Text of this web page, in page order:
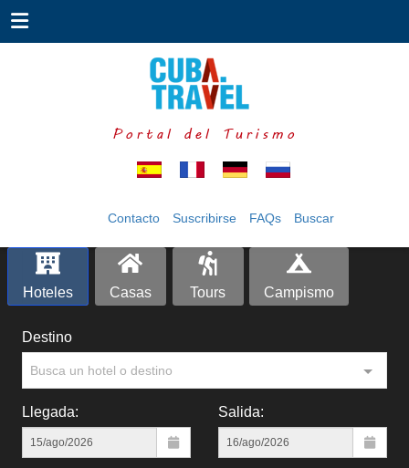
Portal del Turismo
Contacto Suscribirse FAQs Buscar
Hoteles Casas Tours Campismo
Destino
Busca un hotel o destino
Llegada: Salida: